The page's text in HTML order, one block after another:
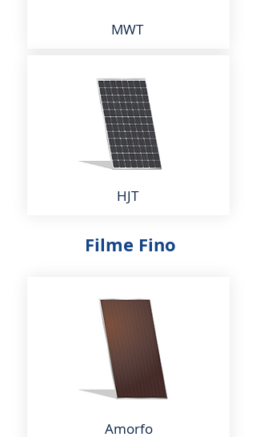
MWT
HJT
Filme Fino
Amorfo